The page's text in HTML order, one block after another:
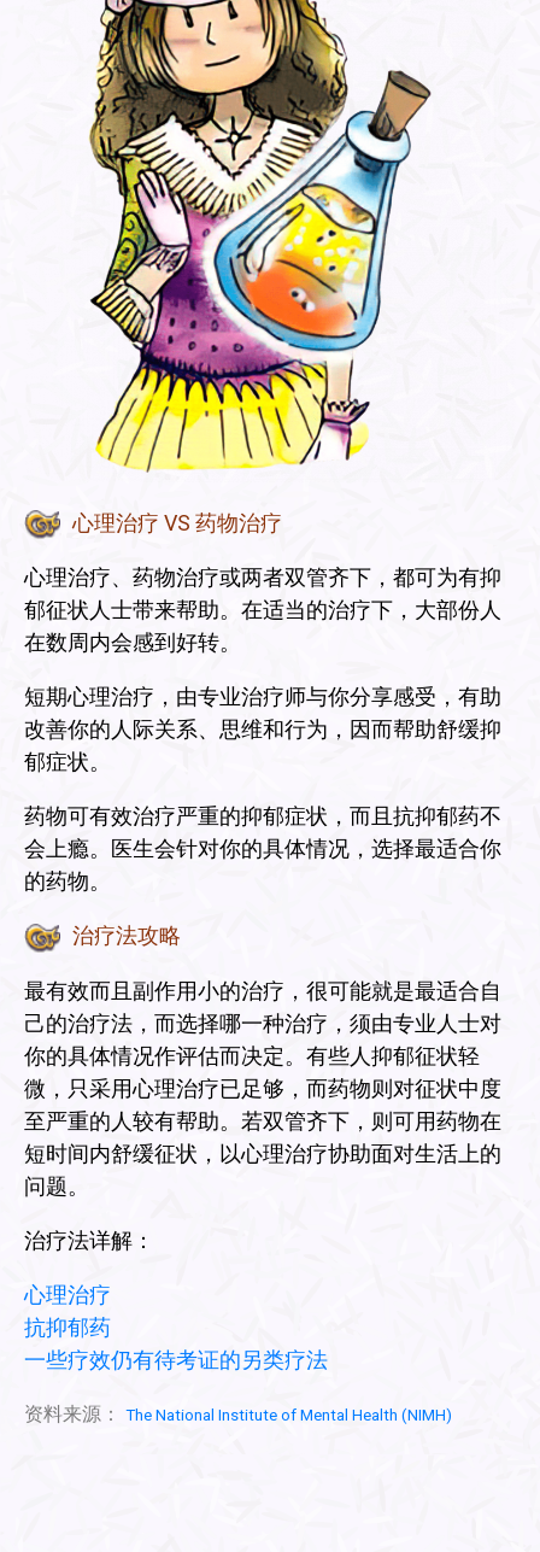
心理治疗 VS 药物治疗
心理治疗、药物治疗或两者双管齐下，都可为有抑
郁征状人士带来帮助。在适当的治疗下，大部份人
在数周内会感到好转。
短期心理治疗，由专业治疗师与你分享感受，有助
改善你的人际关系、思维和行为，因而帮助舒缓抑
郁症状。
药物可有效治疗严重的抑郁症状，而且抗抑郁药不
会上瘾。医生会针对你的具体情况，选择最适合你
的药物。
治疗法攻略
最有效而且副作用小的治疗，很可能就是最适合自
己的治疗法，而选择哪一种治疗，须由专业人士对
你的具体情况作评估而决定。有些人抑郁征状轻
微，只采用心理治疗已足够，而药物则对征状中度
至严重的人较有帮助。若双管齐下，则可用药物在
短时间内舒缓征状，以心理治疗协助面对生活上的
问题。
治疗法详解：
心理治疗
抗抑郁药
一些疗效仍有待考证的另类疗法
资料来源： The National Institute of Mental Health (NIMH)